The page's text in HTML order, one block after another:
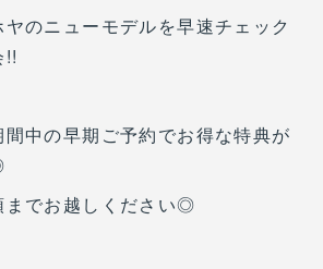
のニューモデルを早速チェック
!!
中の早期ご予約でお得な特典が
までお越しください◎